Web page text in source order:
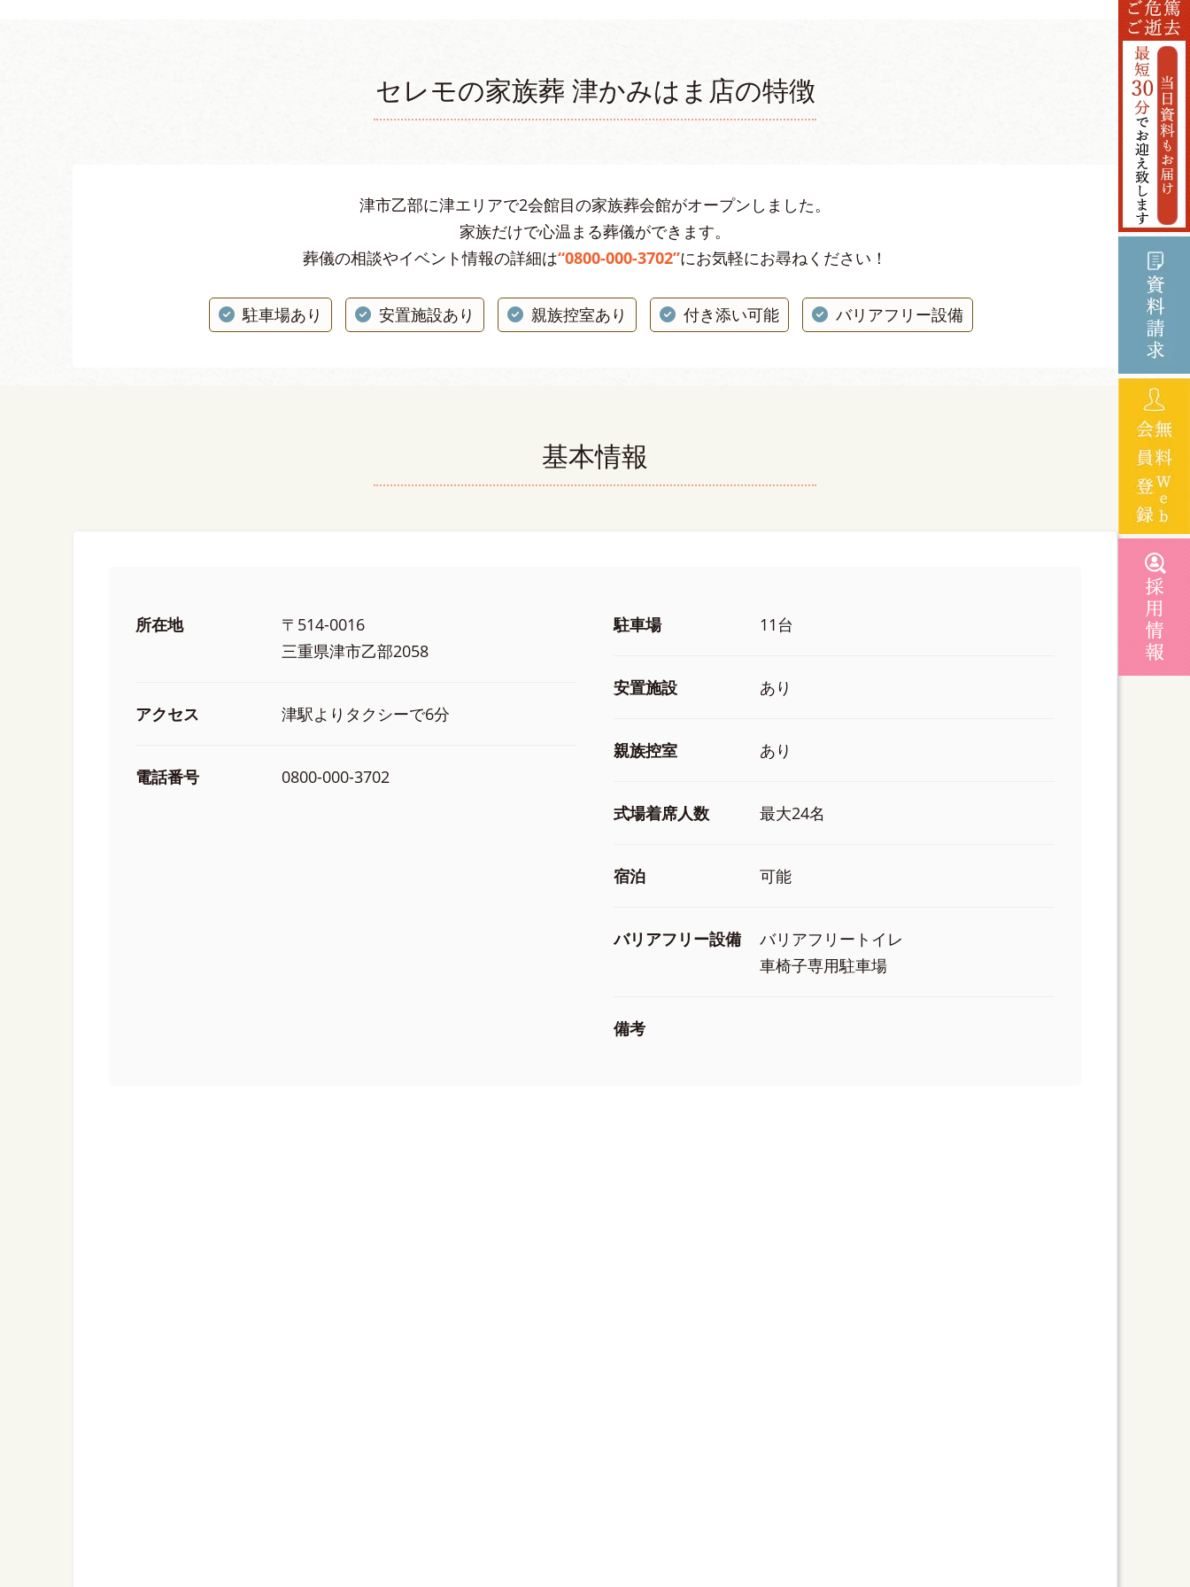
セレモの家族葬 津かみはま店の特徴
津市乙部に津エリアで2会館目の家族葬会館がオープンしました。
家族だけで心温まる葬儀ができます。
葬儀の相談やイベント情報の詳細は“0800-000-3702”にお気軽にお尋ねください！
駐車場あり 安置施設あり 親族控室あり 付き添い可能 バリアフリー設備
基本情報
所在地
〒514-0016
三重県津市乙部2058
アクセス 津駅よりタクシーで6分
電話番号 0800-000-3702
駐車場 11台
安置施設 あり
親族控室 あり
式場着席人数 最大24名
宿泊 可能
バリアフリー設備
バリアフリートイレ
車椅子専用駐車場
備考